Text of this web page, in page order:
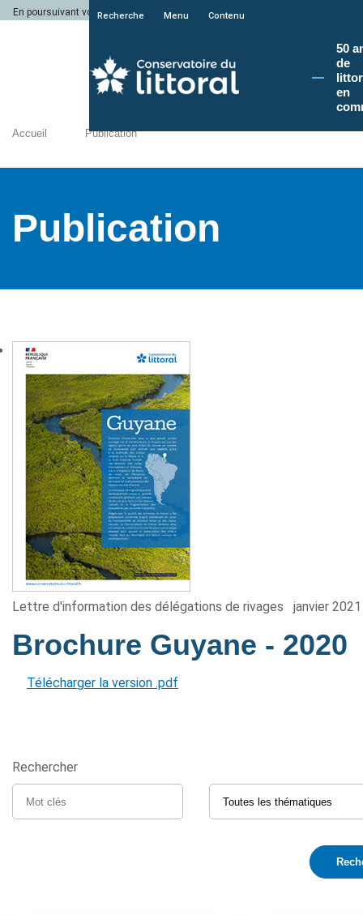
En poursuivant votre navigation sur le site du Conservatoire du littoral, vous
Recherche Menu Contenu
50
de
en
Accueil Publication
Publication
Lettre d'information des délégations de rivages janvier 2021
Brochure Guyane - 2020
Télécharger la version .pdf
Rechercher